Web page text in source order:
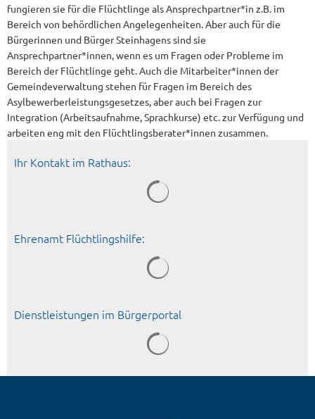
fungieren sie für die Flüchtlinge als Ansprechpartner*in z.B. im
Bereich von behördlichen Angelegenheiten. Aber auch für die
Bürgerinnen und Bürger Steinhagens sind sie
Ansprechpartner*innen, wenn es um Fragen oder Probleme im
Bereich der Flüchtlinge geht. Auch die Mitarbeiter*innen der
Gemeindeverwaltung stehen für Fragen im Bereich des
Asylbewerberleistungsgesetzes, aber auch bei Fragen zur
Integration (Arbeitsaufnahme, Sprachkurse) etc. zur Verfügung und
arbeiten eng mit den Flüchtlingsberater*innen zusammen.
Ihr Kontakt im Rathaus:
Ehrenamt Flüchtlingshilfe:
Dienstleistungen im Bürgerportal